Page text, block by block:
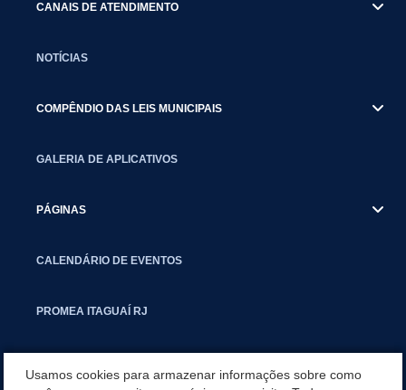
CANAIS DE ATENDIMENTO
NOTÍCIAS
COMPÊNDIO DAS LEIS MUNICIPAIS
GALERIA DE APLICATIVOS
PÁGINAS
CALENDÁRIO DE EVENTOS
PROMEA ITAGUAÍ RJ
Usamos cookies para armazenar informações sobre como